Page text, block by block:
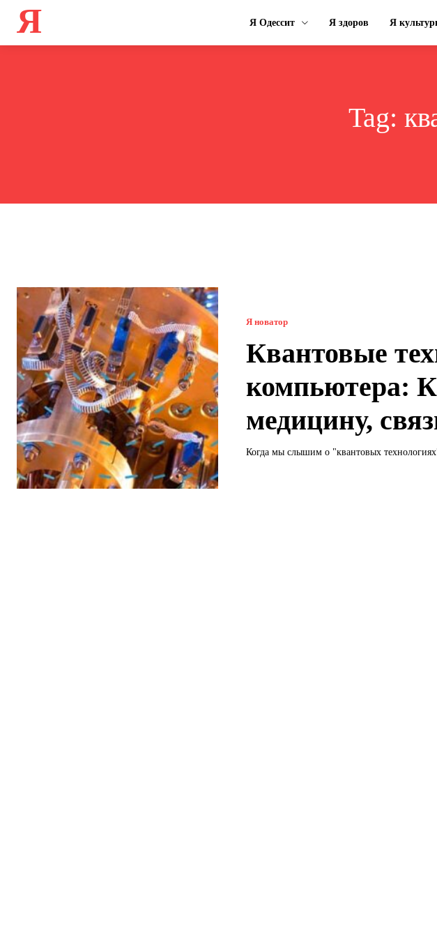
Я Я Одессит Я здоров Я
Tag:
Я новатор
Квантовые
компьютера:
медицину,
Когда мы слышим о "квантовых